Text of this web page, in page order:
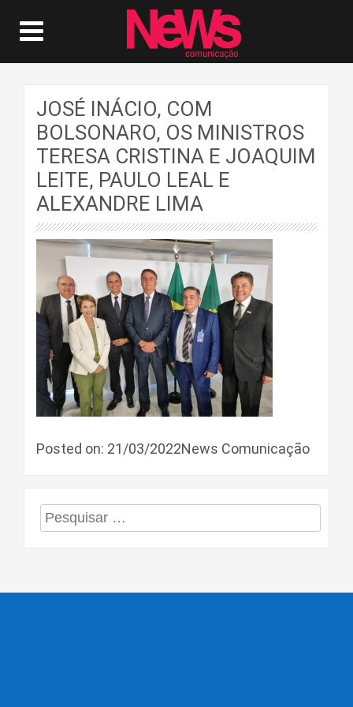
JOSÉ INÁCIO, COM
BOLSONARO, OS MINISTROS
TERESA CRISTINA E JOAQUIM
LEITE, PAULO LEAL E
ALEXANDRE LIMA
Posted on: 21/03/2022News Comunicação
Pesquisar
por: